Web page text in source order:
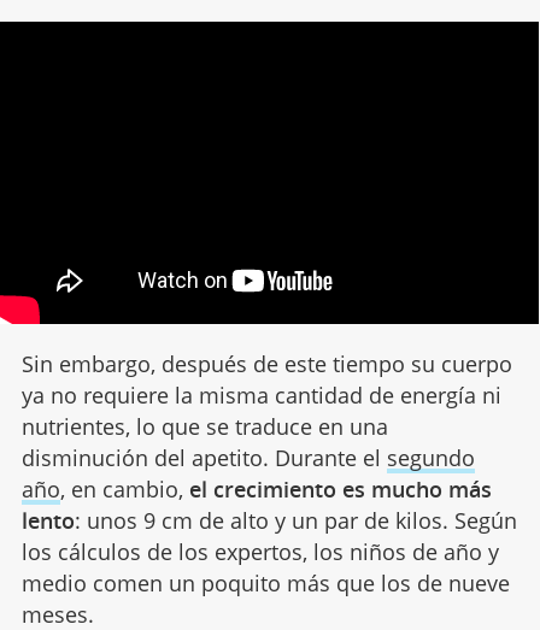
Sin embargo, después de este tiempo su cuerpo
ya no requiere la misma cantidad de energía ni
nutrientes, lo que se traduce en una
disminución del apetito. Durante el segundo
año, en cambio, el crecimiento es mucho más
lento: unos 9 cm de alto y un par de kilos. Según
los cálculos de los expertos, los niños de año y
medio comen un poquito más que los de nueve
meses.